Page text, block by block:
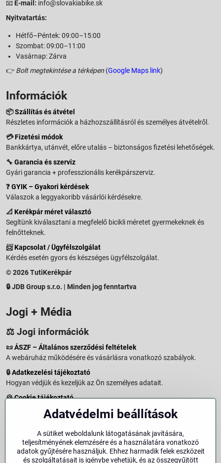
📧 E-mail: info@slovakiabike.sk
Nyitvatartás:
Hétfő–Péntek: 09:00–15:00
Szombat: 09:00–11:00
Vasárnap: Zárva
👉 Bolt megtekintése a térképen (Google Maps link)
Információk
📦Szállítás és átvétel
Részletes információk a házhozszállításról és személyes átvételről.
💳Fizetési módok
Bankkártya, utánvét, előre utalás – biztonságos fizetési lehetőségek.
🔧 Garancia és szerviz
Gyári garancia + professzionális kerékpárszerviz.
❓GYIK – Gyakori kérdések
Válaszok a leggyakoribb vásárlói kérdésekre.
📐 Kerékpár méret választó
Segítünk kiválasztani a megfelelő bicikli méretet gyermekeknek és
felnőtteknek.
📨Kapcsolat / Ügyfélszolgálat
Kérdés esetén gyors és készséges ügyfélszolgálat.
© 2026 TutiKerékpár
🔒 JDB Group s.r.o. | Minden jog fenntartva
Jogi + Média
⚖️ Jogi információk
📜ÁSZF – Általános szerződési feltételek
A webáruház működésére és vásárlásra vonatkozó szabályok.
🔒Adatkezelési tájékoztató
Hogyan védjük és kezeljük az Ön személyes adatait.
🍪Cookie tájékoztató
A weboldalon használt sütikről és adatkezelésről.
Vásárlástól való elállás menete és feltételei.
Elállás a szerződéstől
Adatvédelmi beállítások
A sütiket weboldalunk látogatásának javítására,
teljesítményének elemzésére és a használatára vonatkozó
adatok gyűjtésére használjuk. Ehhez harmadik felek eszközeit
és szolgáltatásait is igénybe vehetjük, és az összegyűjtött